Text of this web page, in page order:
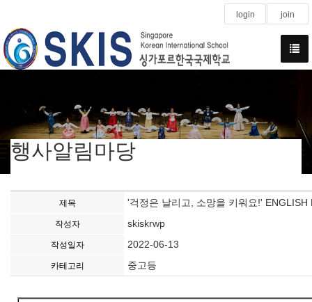
login join
행사알림마당
제목 '걱정은 날리고, 소망을 키워요!' ENGLISH
작성자 skiskrwp
작성일자 2022-06-13
카테고리 중고등